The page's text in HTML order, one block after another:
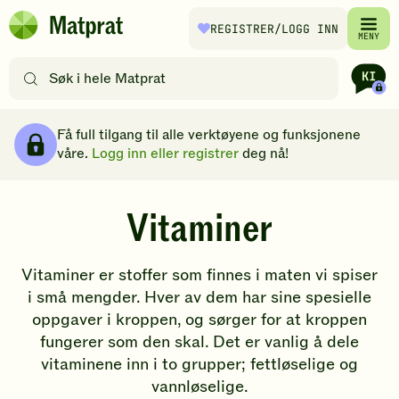
Hopp til hovedinnhold
Matprat
REGISTRER/LOGG INN MENY
etter
filtre
Få full tilgang til alle verktøyene og funksjonene
våre. Logg inn eller registrerdeg nå!
Vitaminer
Vitaminer er stoffer som finnes i maten vi spiser
i små mengder. Hver av dem har sine spesielle
oppgaver i kroppen, og sørger for at kroppen
fungerer som den skal. Det er vanlig å dele
vitaminene inn i to grupper; fettløselige og
vannløselige.